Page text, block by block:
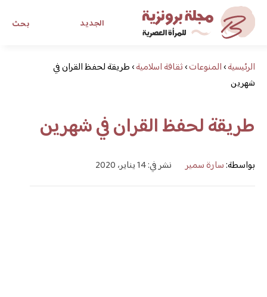
بحث الجديد
مجلة برونزية للفتاة العصريةالرئيسية›المنوعات›ثقافة اسلامية›طريقة لحفظ القران في
شهرين
طريقة لحفظ القران في شهرين
بواسطة:سارة سمير نشر في: 14 يناير، 2020